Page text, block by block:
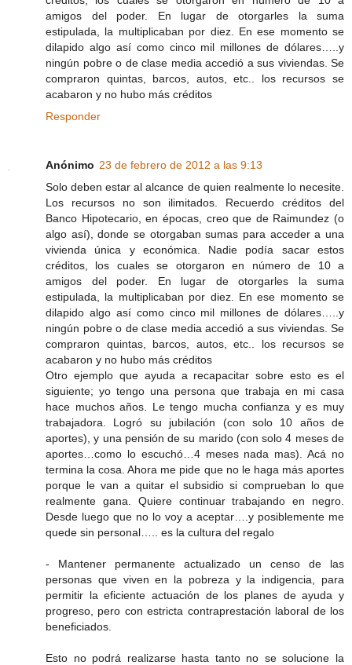
amigos del poder. En lugar de otorgarles la suma
estipulada, la multiplicaban por diez. En ese momento se
dilapido algo así como cinco mil millones de dólares…..y
ningún pobre o de clase media accedió a sus viviendas. Se
compraron quintas, barcos, autos, etc.. los recursos se
acabaron y no hubo más créditos
Responder
Anónimo 23 de febrero de 2012 a las 9:13
Solo deben estar al alcance de quien realmente lo necesite.
Los recursos no son ilimitados. Recuerdo créditos del
Banco Hipotecario, en épocas, creo que de Raimundez (o
algo así), donde se otorgaban sumas para acceder a una
vivienda única y económica. Nadie podía sacar estos
créditos, los cuales se otorgaron en número de 10 a
amigos del poder. En lugar de otorgarles la suma
estipulada, la multiplicaban por diez. En ese momento se
dilapido algo así como cinco mil millones de dólares…..y
ningún pobre o de clase media accedió a sus viviendas. Se
compraron quintas, barcos, autos, etc.. los recursos se
acabaron y no hubo más créditos
Otro ejemplo que ayuda a recapacitar sobre esto es el
siguiente; yo tengo una persona que trabaja en mi casa
hace muchos años. Le tengo mucha confianza y es muy
trabajadora. Logró su jubilación (con solo 10 años de
aportes), y una pensión de su marido (con solo 4 meses de
aportes…como lo escuchó…4 meses nada mas). Acá no
termina la cosa. Ahora me pide que no le haga más aportes
porque le van a quitar el subsidio si comprueban lo que
realmente gana. Quiere continuar trabajando en negro.
Desde luego que no lo voy a aceptar….y posiblemente me
quede sin personal….. es la cultura del regalo
- Mantener permanente actualizado un censo de las
personas que viven en la pobreza y la indigencia, para
permitir la eficiente actuación de los planes de ayuda y
progreso, pero con estricta contraprestación laboral de los
beneficiados.
Esto no podrá realizarse hasta tanto no se solucione la